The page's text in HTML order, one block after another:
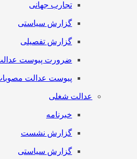
تجارب جهانی
گزارش سیاستی
گزارش تفصیلی
ضرورت پیوست
پیوست عدالت
عدالت شغلی
خبرنامه
گزارش نشست
گزارش سیاستی